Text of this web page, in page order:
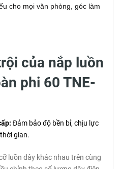
cho mọi văn phòng, góc làm
của nắp luồn
phi 60 TNE-
Đảm bảo độ bền bỉ, chịu lực
gian.
luồn dây khác nhau trên cùng